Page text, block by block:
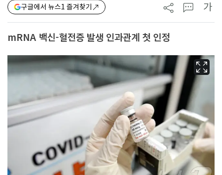
구글에서 뉴스1 즐겨찾기 가
mRNA 백신-혈전증 발생 인과관계 첫 인정